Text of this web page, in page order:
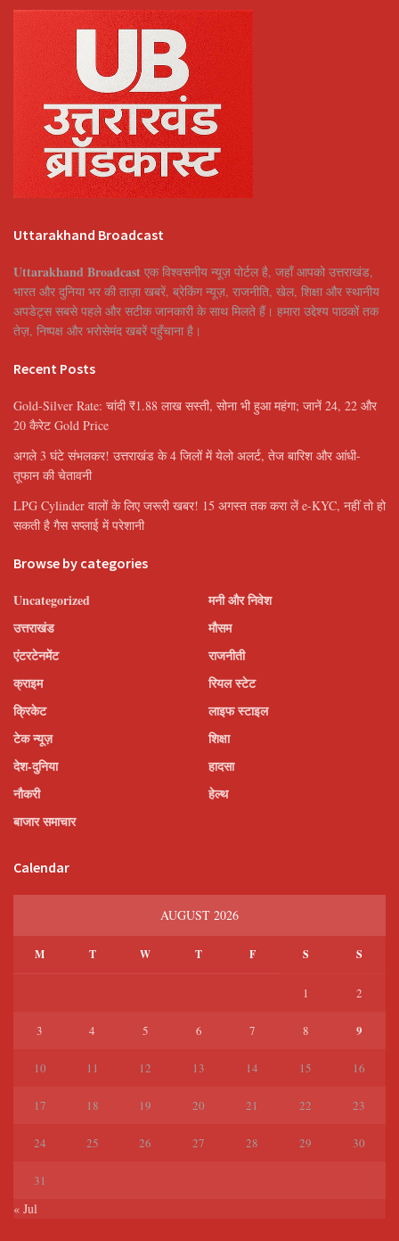
Uttarakhand Broadcast
Uttarakhand Broadcast एक विश्वसनीय न्यूज़ पोर्टल है, जहाँ आपको उत्तराखंड,
भारत और दुनिया भर की ताज़ा खबरें, ब्रेकिंग न्यूज़, राजनीति, खेल, शिक्षा और स्थानीय
अपडेट्स सबसे पहले और सटीक जानकारी के साथ मिलते हैं। हमारा उद्देश्य पाठकों तक
तेज़, निष्पक्ष और भरोसेमंद खबरें पहुँचाना है।
Recent Posts
Gold-Silver Rate: चांदी ₹1.88 लाख सस्ती, सोना भी हुआ महंगा; जानें 24, 22 और
20 कैरेट Gold Price
अगले 3 घंटे संभलकर! उत्तराखंड के 4 जिलों में येलो अलर्ट, तेज बारिश और आंधी-
तूफान की चेतावनी
LPG Cylinder वालों के लिए जरूरी खबर! 15 अगस्त तक करा लें e-KYC, नहीं तो हो
सकती है गैस सप्लाई में परेशानी
Browse by categories
Uncategorized
उत्तराखंड
एंटरटेनमेंट
क्राइम
क्रिकेट
टेक न्यूज़
देश-दुनिया
नौकरी
बाजार समाचार
मनी और निवेश
मौसम
राजनीती
रियल स्टेट
लाइफ स्टाइल
शिक्षा
हादसा
हेल्थ
Calendar
AUGUST 2026
M T W T F S S
1 2
3 4 5 6 7 8 9
10 11 12 13 14 15 16
17 18 19 20 21 22 23
24 25 26 27 28 29 30
31
« Jul